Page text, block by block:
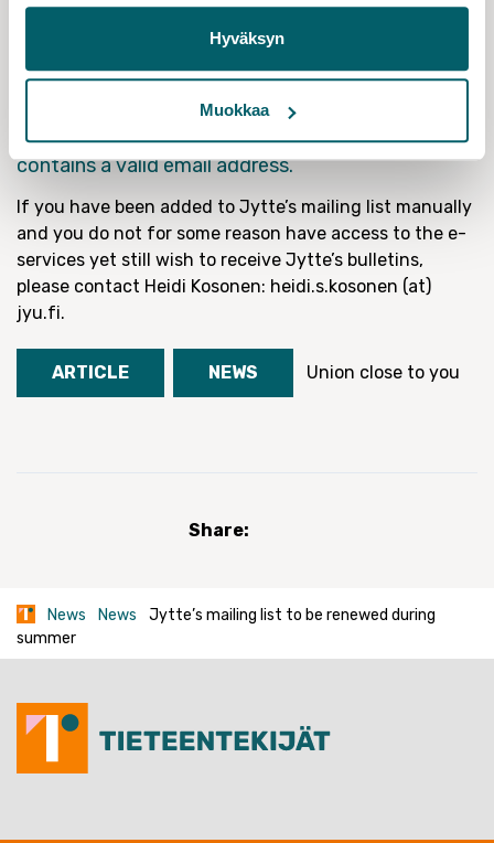
Hyväksyn
Muokkaa
As before, all new Jytte members are automatically
added on the mailing list.
To ensure the delivery of emails, please use
servicesto check that your membership record
contains a valid email address.
If you have been added to Jytte’s mailing list manually
and you do not for some reason have access to the e-
services yet still wish to receive Jytte’s bulletins,
please contact Heidi Kosonen: heidi.s.kosonen (at)
jyu.fi.
ARTICLE NEWS Union close to you
Share:
News News
Jytte’s mailing list to be renewed during
summer